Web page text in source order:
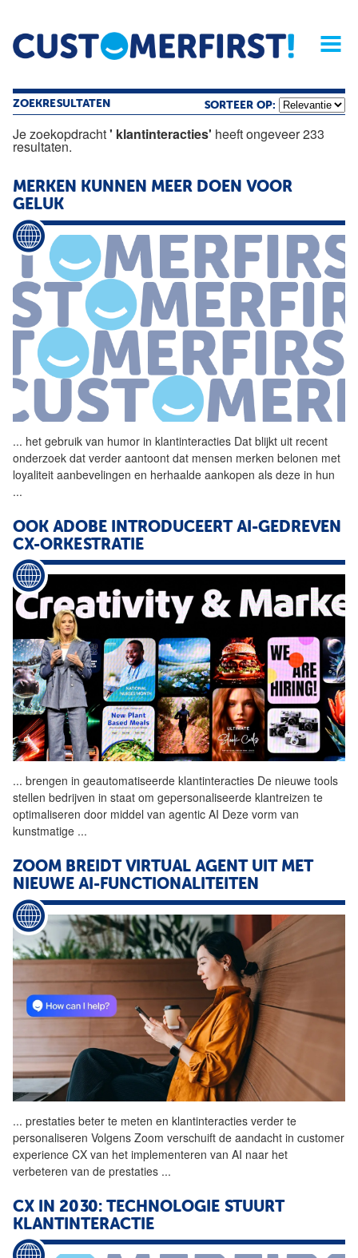
Home Opinie Archief
Magazine
ZOEKRESULTATEN SORTEER OP:
Je zoekopdracht' klantinteracties' heeft ongeveer 233
resultaten.
MERKEN KUNNEN MEER DOEN VOOR
GELUK
... het gebruik van humor in klantinteracties Dat blijkt uit recent
onderzoek dat verder aantoont dat mensen merken belonen met
loyaliteit aanbevelingen en herhaalde aankopen als deze in hun
...
OOK ADOBE INTRODUCEERT AI-GEDREVEN
CX-ORKESTRATIE
... brengen in geautomatiseerde klantinteracties De nieuwe tools
stellen bedrijven in staat om gepersonaliseerde klantreizen te
optimaliseren door middel van agentic AI Deze vorm van
kunstmatige ...
ZOOM BREIDT VIRTUAL AGENT UIT MET
NIEUWE AI-FUNCTIONALITEITEN
... prestaties beter te meten en klantinteracties verder te
personaliseren Volgens Zoom verschuift de aandacht in customer
experience CX van het implementeren van AI naar het
verbeteren van de prestaties ...
CX IN 2030: TECHNOLOGIE STUURT
KLANTINTERACTIE